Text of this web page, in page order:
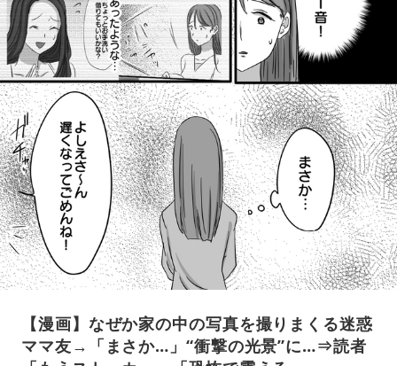
【漫画】なぜか家の中の写真を撮りまくる迷惑
ママ友→「まさか…」“衝撃の光景”に…⇒読者